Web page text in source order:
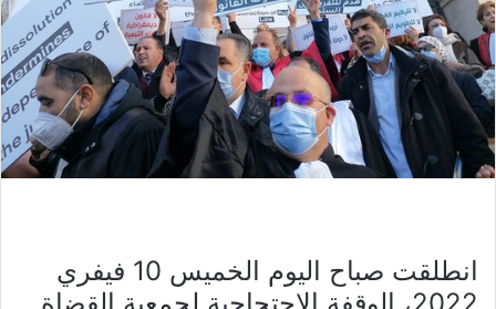
انطلقت صباح اليوم الخميس 10 فيفري